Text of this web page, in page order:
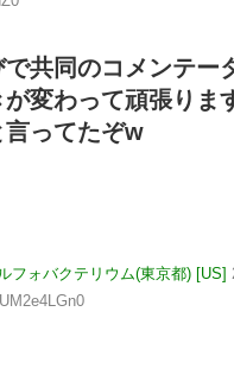
共同のコメンテー
が変わって頑張りま
言ってたぞw
フォバクテリウム(東京都) [US]